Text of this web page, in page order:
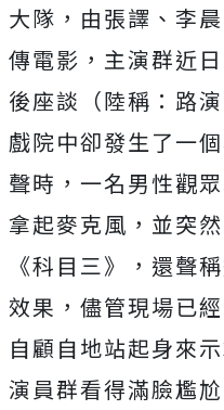
大隊，由張譯、李
傳電影，主演群近
後座談（陸稱：路
戲院中卻發生了一
聲時，一名男性觀
拿起麥克風，並突
《科目三》，還聲
效果，儘管現場已
自顧自地站起身來
演員群看得滿臉尷